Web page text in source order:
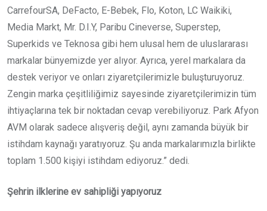
CarrefourSA, DeFacto, E-Bebek, Flo, Koton, LC Waikiki,
Media Markt, Mr. D.I.Y, Paribu Cineverse, Superstep,
Superkids ve Teknosa gibi hem ulusal hem de uluslararası
markalar bünyemizde yer alıyor. Ayrıca, yerel markalara da
destek veriyor ve onları ziyaretçilerimizle buluşturuyoruz.
Zengin marka çeşitliliğimiz sayesinde ziyaretçilerimizin tüm
ihtiyaçlarına tek bir noktadan cevap verebiliyoruz. Park Afyon
AVM olarak sadece alışveriş değil, aynı zamanda büyük bir
istihdam kaynağı yaratıyoruz. Şu anda markalarımızla birlikte
toplam 1.500 kişiyi istihdam ediyoruz.” dedi.
Şehrin ilklerine ev sahipliği yapıyoruz